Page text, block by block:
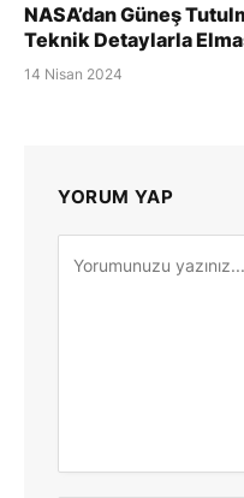
NASA’dan Güneş
Teknik Detaylarla
14 Nisan 2024
YORUM YAP